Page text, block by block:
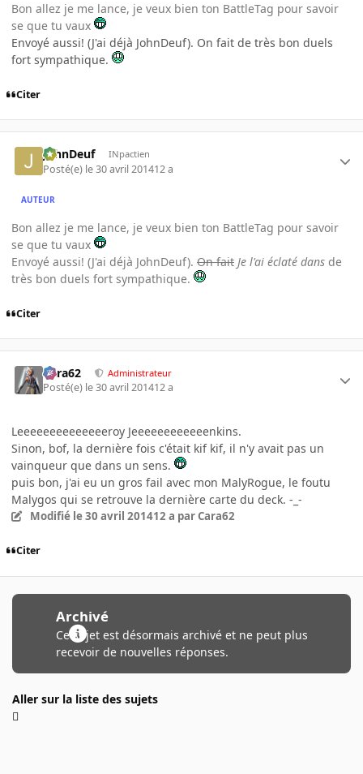
Bon allez je me lance, je veux bien ton BattleTag pour savoir
se que tu vaux
Envoyé aussi! (J'ai déjà JohnDeuf). On fait de très bon duels
fort sympathique.
Citer
JohnDeuf INpactien
Posté(e) le 30 avril 201412 a
AUTEUR
Bon allez je me lance, je veux bien ton BattleTag pour savoir
se que tu vaux
Envoyé aussi! (J'ai déjà JohnDeuf). On fait Je l'ai éclaté dans de
très bon duels fort sympathique.
Citer
Cara62 Administrateur
Posté(e) le 30 avril 201412 a
Leeeeeeeeeeeeeeroy Jeeeeeeeeeeeenkins.
Sinon, bof, la dernière fois c'était kif kif, il n'y avait pas un
vainqueur que dans un sens.
puis bon, j'ai eu un gros fail avec mon MalyRogue, le foutu
Malygos qui se retrouve la dernière carte du deck. -_-
Modifié le 30 avril 201412 a par Cara62
Citer
Archivé
Ce sujet est désormais archivé et ne peut plus
recevoir de nouvelles réponses.
Aller sur la liste des sujets